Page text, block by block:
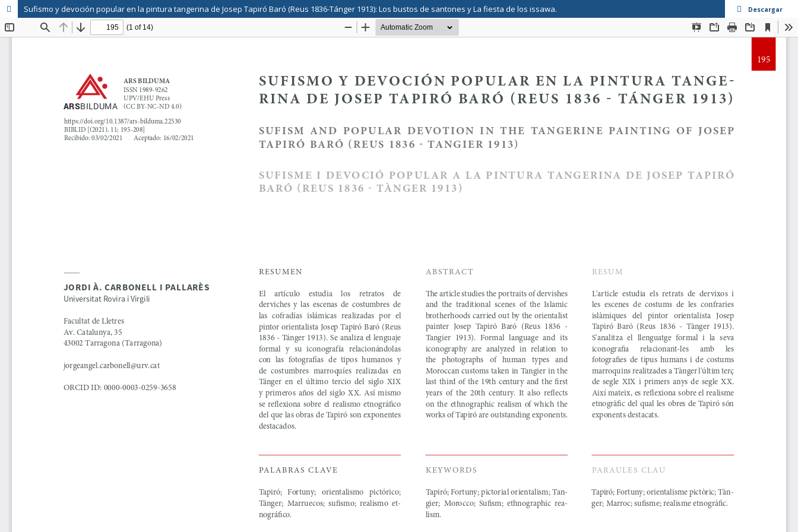
Sufismo y devoción popular en la pintura tangerina de Josep Tapiró Baró (Reus 1836-Tánger 1913): Los bustos de santones y La fiesta de los issawa. Descargar